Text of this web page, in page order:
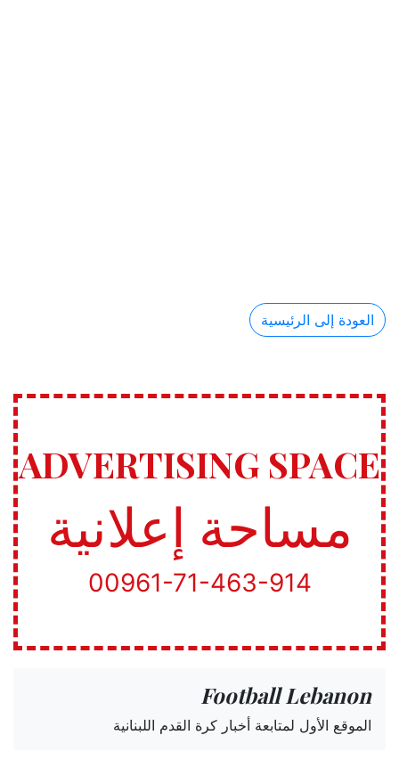
العودة إلى الرئيسية
ADVERTISING SPACE
مساحة إعلانية
00961-71-463-914
Football Lebanon
الموقع الأول لمتابعة أخبار كرة القدم اللبنانية